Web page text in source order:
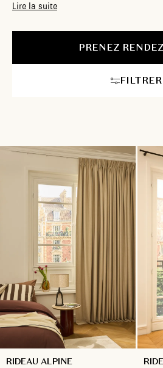
modèles se déclinent en de nombreux
caractère. Disponibles en différentes
oeillets pour une pose facile sur
la protection contre la lumière
rideaux sur mesure, alliant
transformer votre intérieur avec
Lire la suite
PRENEZ
FILTRER
RIDEAU ALPINE